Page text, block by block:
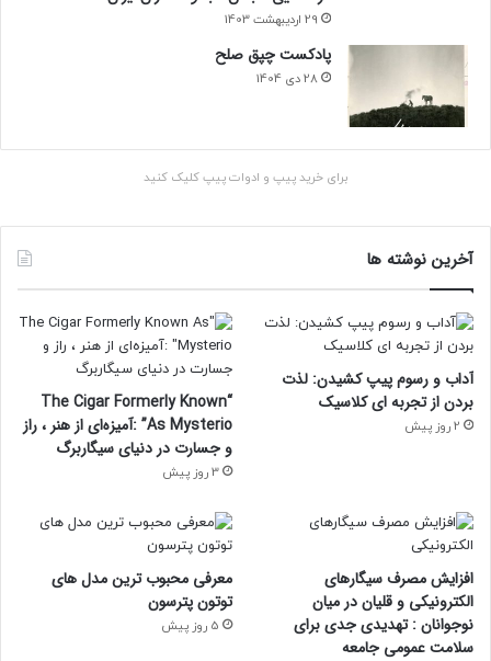
ت
ب
ا
ز
م
ی‌
گ
ر
د
29 اردیبهشت 1403
پادکست چپق صلح
28 دی 1404
برای خرید پیپ و ادوات پیپ کلیک کنید
آخرین نوشته ها
آداب و رسوم پیپ کشیدن: لذت
بردن از تجربه ای کلاسیک
2 روز پیش
“The Cigar Formerly Known
As Mysterio” :آمیزه‌ای از هنر ، راز
و جسارت در دنیای سیگاربرگ
3 روز پیش
افزایش مصرف سیگارهای
الکترونیکی و قلیان در میان
نوجوانان : تهدیدی جدی برای
سلامت عمومی جامعه
معرفی محبوب ترین مدل های
توتون پترسون
5 روز پیش